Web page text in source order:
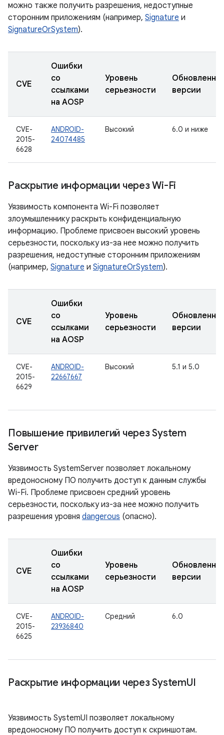
можно также получить разрешения, недоступные
сторонним приложениям (например, Signature и
SignatureOrSystem).
CVE
Ошибки
со
ссылками
на AOSP
Уровень
серьезности
версии
CVE-
2015-
6628
ANDROID-
24074485
Высокий 6.0 и ниже
Раскрытие информации через Wi-Fi
Уязвимость компонента Wi-Fi позволяет
злоумышленнику раскрыть конфиденциальную
информацию. Проблеме присвоен высокий уровень
серьезности, поскольку из-за нее можно получить
разрешения, недоступные сторонним приложениям
(например, Signature и SignatureOrSystem).
CVE
Ошибки
со
ссылками
на AOSP
Уровень
серьезности
версии
CVE-
2015-
6629
ANDROID-
22667667
Высокий 5.1 и 5.0
Повышение привилегий через System
Server
Уязвимость SystemServer позволяет локальному
вредоносному ПО получить доступ к данным службы
Wi-Fi. Проблеме присвоен средний уровень
серьезности, поскольку из-за нее можно получить
разрешения уровня dangerous (опасно).
CVE
Ошибки
со
ссылками
на AOSP
Уровень
серьезности
версии
CVE-
2015-
6625
ANDROID-
23936840
Средний 6.0
Раскрытие информации через SystemUI
Уязвимость SystemUI позволяет локальному
вредоносному ПО получить доступ к скриншотам.